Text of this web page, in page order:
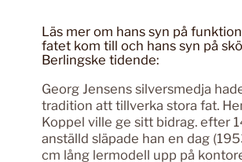
Läs mer om hans syn på
fatet kom till och hans syn på
Berlingske tidende:
Georg Jensens silversmedja
tradition att tillverka stora fat.
Koppel ville ge sitt bidrag. efter
anställd släpade han en dag
cm lång lermodell upp på